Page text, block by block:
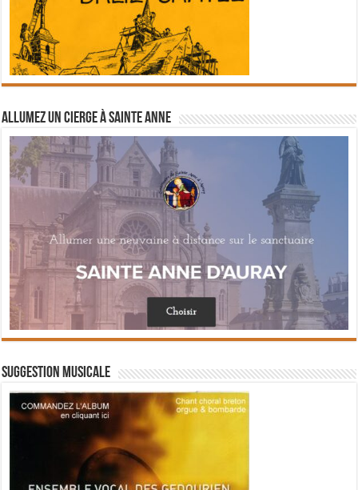
Allumez un cierge à Sainte Anne
Suggestion musicale